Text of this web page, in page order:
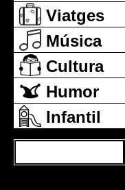
Viatges
Música
Cultura
Humor
Infantil